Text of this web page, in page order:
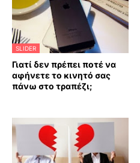
SLIDER
Γιατί δεν πρέπει ποτέ να
αφήνετε το κινητό σας
πάνω στο τραπέζι;